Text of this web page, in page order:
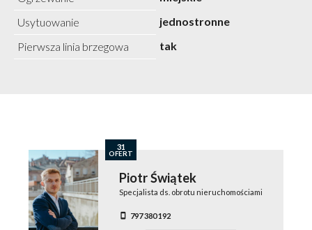
Usytuowanie
jednostronne
Pierwsza linia brzegowa
tak
Piotr Świątek
Specjalista ds. obrotu nieruchomościami
797 380 192
31
OFERT